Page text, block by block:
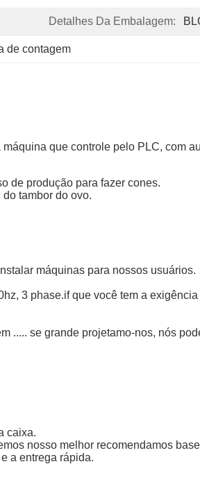
Detalhes Da Embalagem:
de contagem
que controle pelo PLC, com
de produção para fazer cones.
tambor do ovo.
máquinas para nossos usuários.
3 phase.if que você tem a
..... se grande projetamo-nos, nós
caixa.
nosso melhor recomendamos
a entrega rápida.